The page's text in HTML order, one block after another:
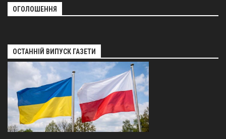
ОГОЛОШЕННЯ
ОСТАННІЙ ВИПУСК ГАЗЕТИ